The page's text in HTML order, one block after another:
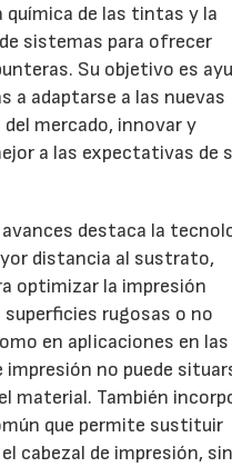
química de las tintas y la
sistemas para ofrecer
Su objetivo es
a adaptarse a las nuevas
del mercado, innovar y
a las expectativas de
destaca la
distancia al sustrato,
optimizar la impresión
rugosas o no
en aplicaciones en las
impresión no puede
material. También
que permite sustituir
cabezal de impresión, sin